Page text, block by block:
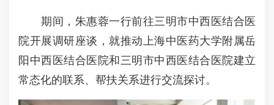
期间，朱惠蓉一行前往三明市中西医结合医
院开展调研座谈，就推动上海中医药大学附属岳
阳中西医结合医院和三明市中西医结合医院建立
常态化的联系、帮扶关系进行交流探讨。